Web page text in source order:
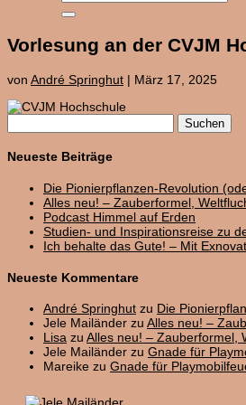
Vorlesung an der CVJM
von André Springhut | März 17, 2025
nach:
Neueste Beiträge
Die Pionierpflanzen-Revolution
Alles neu! – Zauberformel,
Podcast Himmel auf Erden
Studien- und Inspirationsreise zu
Ich behalte das Gute! – Mit
Neueste Kommentare
André Springhut zu Die
Jele Mailänder zu Alles neu! –
Lisa zu Alles neu! – Zauberformel,
Jele Mailänder zu Gnade für
Mareike zu Gnade für